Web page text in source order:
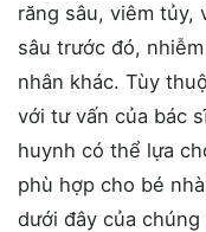
răng sâu, viêm tủy,
sâu trước đó,
nhân khác. Tùy
với tư vấn của bác
huynh có thể lựa
phù hợp cho bé
dưới đây của chúng